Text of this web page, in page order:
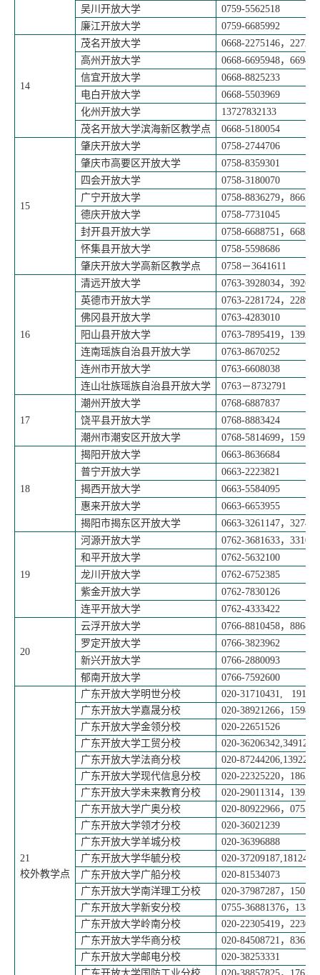
吴川开放大学
0759-5562518
廉江开放大学
0759-6685992
14
茂名开放大学 0668-2275146，
高州开放大学
0668-6695948，
信宜开放大学
0668-8825233
电白开放大学
0668-5503969
化州开放大学
13727832133
茂名开放大学滨海新区教学点
0668-5180054
15
肇庆开放大学
0758-2744706
肇庆市高要区开放大学
0758-8359301
四会开放大学
0758-3180070
广宁开放大学
0758-8836279，
德庆开放大学
0758-7731045
封开县开放大学
0758-6688751 ，
怀集县开放大学
0758-5598686
肇庆开放大学高新区教学点
0758－3641611
16
清远开放大学 0763-3928034，
英德市开放大学
0763-2281724，
佛冈县开放大学
0763-4283010
阳山县开放大学
0763-7895419，
连南瑶族自治县开放大学
0763-8670252
连州市开放大学
0763-6608038
连山壮族瑶族自治县开放大学
0763－8732791
17
潮州开放大学
0768-6887837
饶平县开放大学
0768-8883424
潮州市潮安区开放大学
0768-5814699，
18
揭阳开放大学
0663-8636684
普宁开放大学
0663-2223821
揭西开放大学
0663-5584095
惠来开放大学
0663-6653955
揭阳市揭东区开放大学
0663-3261147，
19
河源开放大学 0762-3681633，
和平开放大学
0762-5632100
龙川开放大学
0762-6752385
紫金开放大学
0762-7830126
连平开放大学
0762-4333422
20
云浮开放大学 0766-8810458，
罗定开放大学
0766-3823962
新兴开放大学
0766-2880093
郁南开放大学
0766-7592600
21
校外教学点
广东开放大学明世分校
020-31710431,
广东开放大学嘉晟分校
020-38921266，
广东开放大学金领分校
020-22651526
广东开放大学工贸分校
020-
广东开放大学法商分校
020-
广东开放大学现代信息分校
020-22325220，
广东开放大学未来教育分校
020-29011314，
广东开放大学广奥分校
020-80922966， 0755-
广东开放大学领才分校
020-36021239
广东开放大学羊城分校
020-36396888
广东开放大学华毓分校
020-
广东开放大学广船分校
020-81534073
广东开放大学南洋理工分校
020-37987287，
广东开放大学新安分校
0755-36881376，
广东开放大学岭南分校
020-22305419，
广东开放大学华商分校
020-84508721 ，
广东开放大学邮电分校
020-38253331